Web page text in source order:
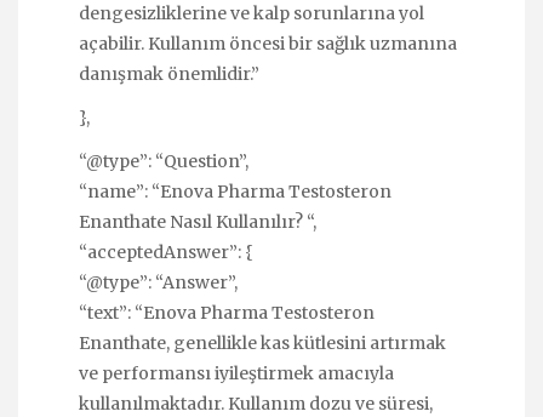
dengesizliklerine ve kalp sorunlarına yol
açabilir. Kullanım öncesi bir sağlık uzmanına
danışmak önemlidir.”
},
“@type”: “Question”,
“name”: “Enova Pharma Testosteron
Enanthate Nasıl Kullanılır? “,
“acceptedAnswer”: {
“@type”: “Answer”,
“text”: “Enova Pharma Testosteron
Enanthate, genellikle kas kütlesini artırmak
ve performansı iyileştirmek amacıyla
kullanılmaktadır. Kullanım dozu ve süresi,